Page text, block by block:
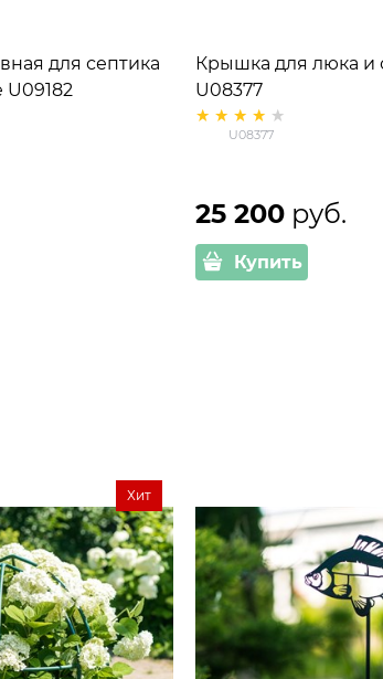
для септика
30 см
Крышка для люка и
U08377
U08377
25 200 руб.
Купить
Хит